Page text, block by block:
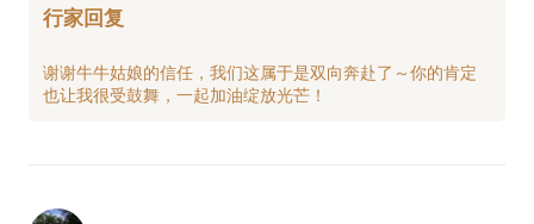
行家回复
谢谢牛牛姑娘的信任，我们这属于是双向奔赴了～你的肯定